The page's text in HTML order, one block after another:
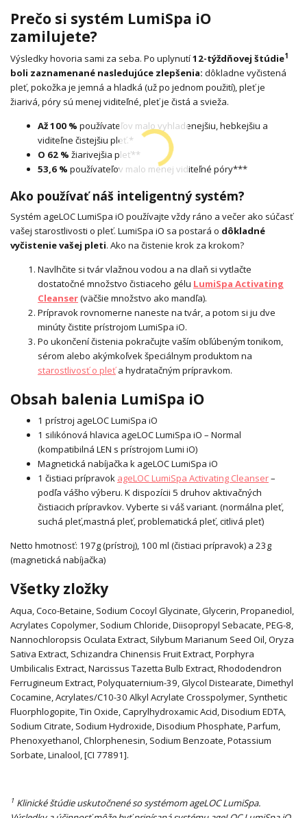
Prečo si systém LumiSpa iO
zamilujete?
Výsledky hovoria sami za seba. Po uplynutí12-týždňovej štúdie1
boli zaznamenané nasledujúce zlepšenia: dôkladne vyčistená
pleť, pokožka je jemná a hladká (už po jednom použití), pleť je
žiarivá, póry sú menej viditeľné, pleť je čistá a svieža.
Až 100 % používateľov malo vyhladenejšiu, hebkejšiu a
viditeľne čistejšiu pleť.*
O 62 % žiarivejšia pleť**
53,6 % používateľov malo menej viditeľné póry***
Ako používať náš inteligentný systém?
Systém ageLOC LumiSpa iO používajte vždy ráno a večer ako súčasť
vašej starostlivosti o pleť. LumiSpa iO sa postará o dôkladné
vyčistenie vašej pleti. Ako na čistenie krok za krokom?
Navlhčite si tvár vlažnou vodou a na dlaň si vytlačte
dostatočné množstvo čistiaceho gélu LumiSpa Activating
Cleanser(väčšie množstvo ako mandľa).
Prípravok rovnomerne naneste na tvár, a potom si ju dve
minúty čistite prístrojom LumiSpa iO.
Po ukončení čistenia pokračujte vaším obľúbeným tonikom,
sérom alebo akýmkoľvek špeciálnym produktom na
starostlivosť o pleťa hydratačným prípravkom.
Obsah balenia LumiSpa iO
1 prístroj ageLOC LumiSpa iO
1 silikónová hlavica ageLOC LumiSpa iO – Normal
(kompatibilná LEN s prístrojom Lumi iO)
Magnetická nabíjačka k ageLOC LumiSpa iO
1 čistiaci prípravok ageLOC LumiSpa Activating Cleanser–
podľa vášho výberu. K dispozícii 5 druhov aktivačných
čistiacich prípravkov. Vyberte si váš variant. (normálna pleť,
suchá pleť,mastná pleť, problematická pleť, citlivá pleť)
Netto hmotnosť: 197g (prístroj), 100 ml (čistiaci prípravok) a 23g
(magnetická nabíjačka)
Všetky zložky
Aqua, Coco-Betaine, Sodium Cocoyl Glycinate, Glycerin, Propanediol,
Acrylates Copolymer, Sodium Chloride, Diisopropyl Sebacate, PEG-8,
Nannochloropsis Oculata Extract, Silybum Marianum Seed Oil, Oryza
Sativa Extract, Schizandra Chinensis Fruit Extract, Porphyra
Umbilicalis Extract, Narcissus Tazetta Bulb Extract, Rhododendron
Ferrugineum Extract, Polyquaternium-39, Glycol Distearate, Dimethyl
Cocamine, Acrylates/C10-30 Alkyl Acrylate Crosspolymer, Synthetic
Fluorphlogopite, Tin Oxide, Caprylhydroxamic Acid, Disodium EDTA,
Sodium Citrate, Sodium Hydroxide, Disodium Phosphate, Parfum,
Phenoxyethanol, Chlorphenesin, Sodium Benzoate, Potassium
Sorbate, Linalool, [CI 77891].
1 Klinické štúdie uskutočnené so systémom ageLOC LumiSpa.